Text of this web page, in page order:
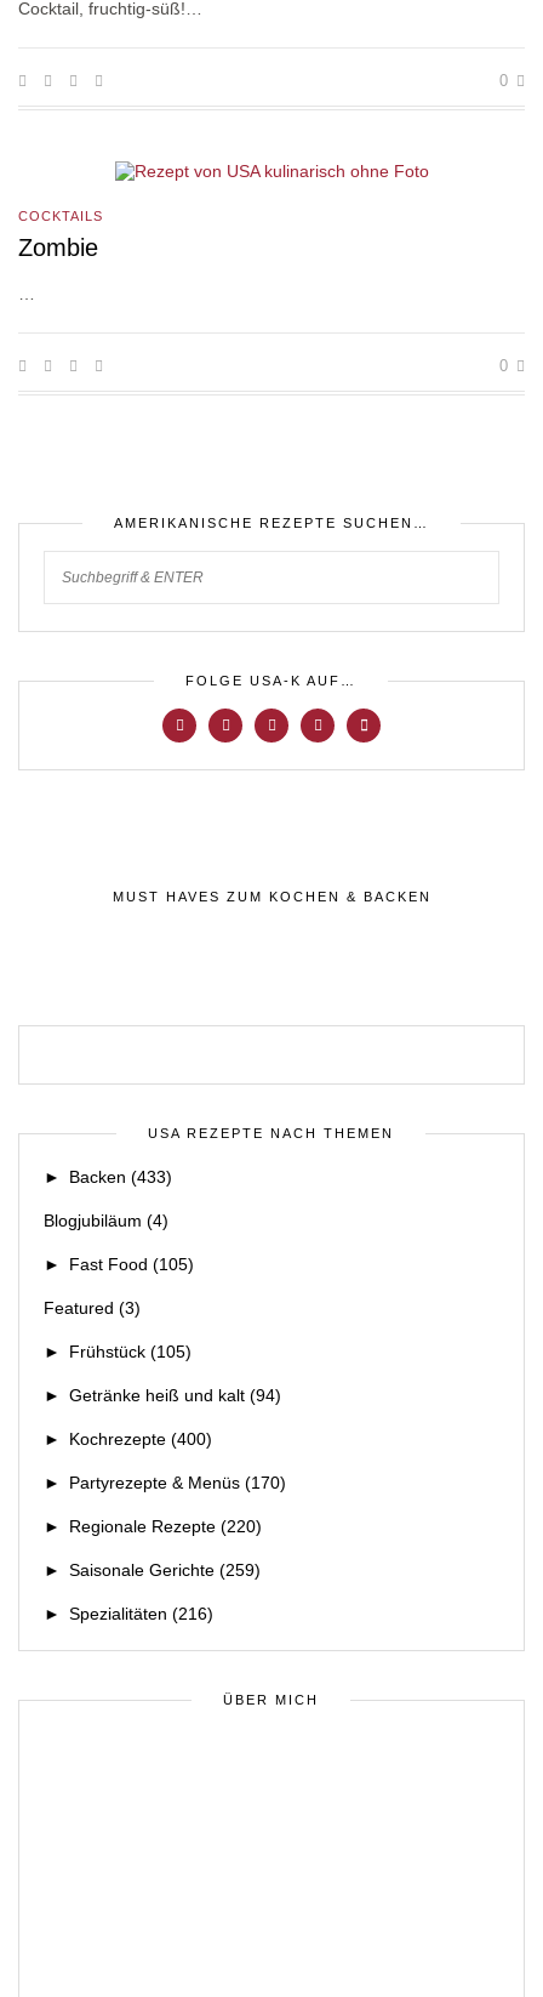
Cocktail, fruchtig-süß!…
0
COCKTAILS
Zombie
0
AMERIKANISCHE REZEPTE SUCHEN…
FOLGE USA-K AUF…
MUST HAVES ZUM KOCHEN & BACKEN
USA REZEPTE NACH THEMEN
► Backen (433)
Blogjubiläum (4)
► Fast Food (105)
Featured (3)
► Frühstück (105)
► Getränke heiß und kalt (94)
► Kochrezepte (400)
► Partyrezepte & Menüs (170)
► Regionale Rezepte (220)
► Saisonale Gerichte (259)
► Spezialitäten (216)
ÜBER MICH